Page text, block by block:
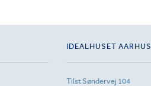
IDEALHUSET AARHUS
Tilst Søndervej 104